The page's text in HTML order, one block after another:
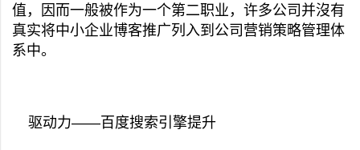
值，因而一般被作为一个第二职业，许多公司并沒有
真实将中小企业博客推广列入到公司营销策略管理体
系中。
驱动力——百度搜索引擎提升